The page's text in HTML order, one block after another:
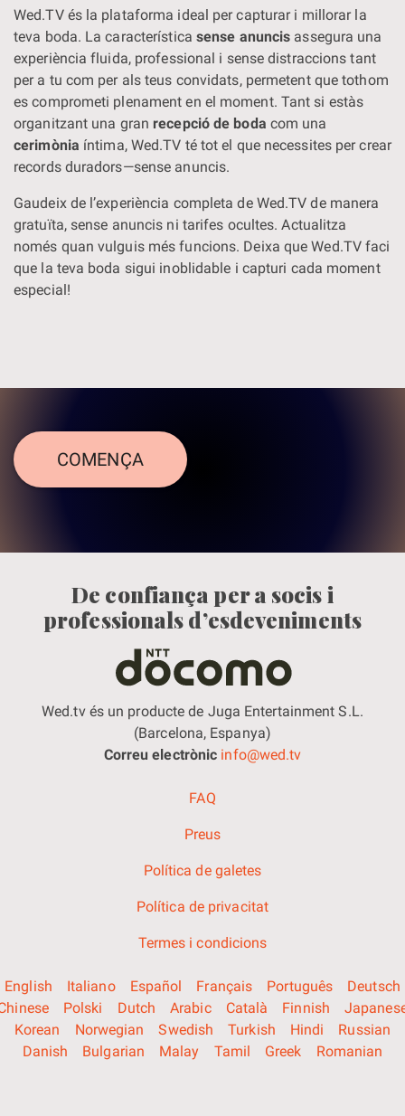
Wed.TV és la plataforma ideal per capturar i millorar la
teva boda. La característica sense anuncis assegura una
experiència fluida, professional i sense distraccions tant
per a tu com per als teus convidats, permetent que tothom
es comprometi plenament en el moment. Tant si estàs
organitzant una gran recepció de boda com una
cerimònia íntima, Wed.TV té tot el que necessites per crear
records duradors—sense anuncis.
Gaudeix de l’experiència completa de Wed.TV de manera
gratuïta, sense anuncis ni tarifes ocultes. Actualitza
només quan vulguis més funcions. Deixa que Wed.TV faci
que la teva boda sigui inoblidable i capturi cada moment
especial!
COMENÇA
De confiança per a socis i
professionals d’esdeveniments
Wed.tv és un producte de Juga Entertainment S.L.
(Barcelona, Espanya)
Correu electrònic info@wed.tv
FAQ
Preus
Política de galetes
Política de privacitat
Termes i condicions
English Italiano Español Français Português
Deutsch
Polski Dutch Arabic Català Finnish
Korean
Norwegian Swedish Turkish Hindi
Russian
Danish
Bulgarian Malay Tamil Greek Romanian